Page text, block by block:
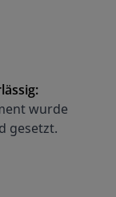
wurde
gesetzt.